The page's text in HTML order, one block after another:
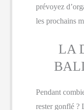
prévoyez
les prochains
LA
Pendant
rester gonflé ?